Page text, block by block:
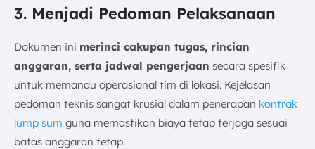
3. Menjadi Pedoman Pelaksanaan
Dokumen ini merinci cakupan tugas, rincian
anggaran, serta jadwal pengerjaan secara spesifik
untuk memandu operasional tim di lokasi. Kejelasan
pedoman teknis sangat krusial dalam penerapan kontrak
lump sum guna memastikan biaya tetap terjaga sesuai
batas anggaran tetap.